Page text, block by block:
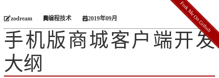
Fork Me On Github
zodream 编程技术 2019年09月
手机版商城客户端开发
大纲